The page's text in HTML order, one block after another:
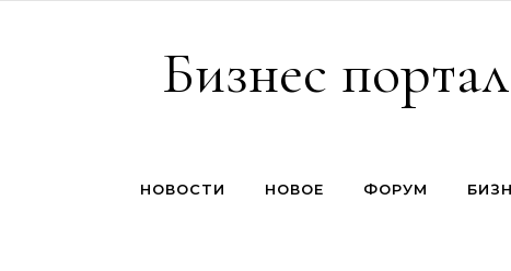
Бизнес
НОВОСТИ НОВОЕ ФОРУМ